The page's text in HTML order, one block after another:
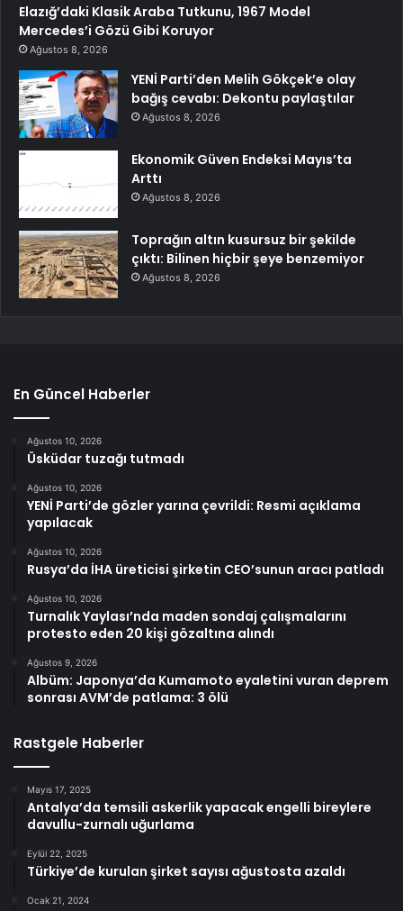
Elazığ’daki Klasik Araba Tutkunu, 1967 Model
Mercedes’i Gözü Gibi Koruyor
Ağustos 8, 2026
YENİ Parti’den Melih Gökçek’e olay
bağış cevabı: Dekontu paylaştılar
Ağustos 8, 2026
Ekonomik Güven Endeksi Mayıs’ta
Arttı
Ağustos 8, 2026
Toprağın altın kusursuz bir şekilde
çıktı: Bilinen hiçbir şeye benzemiyor
Ağustos 8, 2026
En Güncel Haberler
Ağustos 10, 2026
Üsküdar tuzağı tutmadı
Ağustos 10, 2026
YENİ Parti’de gözler yarına çevrildi: Resmi açıklama
yapılacak
Ağustos 10, 2026
Rusya’da İHA üreticisi şirketin CEO’sunun aracı patladı
Ağustos 10, 2026
Turnalık Yaylası’nda maden sondaj çalışmalarını
protesto eden 20 kişi gözaltına alındı
Ağustos 9, 2026
Albüm: Japonya’da Kumamoto eyaletini vuran deprem
sonrası AVM’de patlama: 3 ölü
Rastgele Haberler
Mayıs 17, 2025
Antalya’da temsili askerlik yapacak engelli bireylere
davullu-zurnalı uğurlama
Eylül 22, 2025
Türkiye’de kurulan şirket sayısı ağustosta azaldı
Ocak 21, 2024